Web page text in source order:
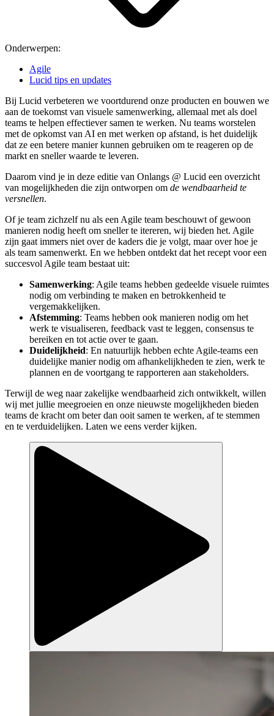
Onderwerpen:
Agile
Lucid tips en updates
Bij Lucid verbeteren we voortdurend onze producten en bouwen we
aan de toekomst van visuele samenwerking, allemaal met als doel
teams te helpen effectiever samen te werken. Nu teams worstelen
met de opkomst van AI en met werken op afstand, is het duidelijk
dat ze een betere manier kunnen gebruiken om te reageren op de
markt en sneller waarde te leveren.
Daarom vind je in deze editie van Onlangs @ Lucid een overzicht
van mogelijkheden die zijn ontworpen om de wendbaarheid te
versnellen.
Of je team zichzelf nu als een Agile team beschouwt of gewoon
manieren nodig heeft om sneller te itereren, wij bieden het. Agile
zijn gaat immers niet over de kaders die je volgt, maar over hoe je
als team samenwerkt. En we hebben ontdekt dat het recept voor een
succesvol Agile team bestaat uit:
Samenwerking: Agile teams hebben gedeelde visuele ruimtes
nodig om verbinding te maken en betrokkenheid te
vergemakkelijken.
Afstemming: Teams hebben ook manieren nodig om het
werk te visualiseren, feedback vast te leggen, consensus te
bereiken en tot actie over te gaan.
Duidelijkheid: En natuurlijk hebben echte Agile-teams een
duidelijke manier nodig om afhankelijkheden te zien, werk te
plannen en de voortgang te rapporteren aan stakeholders.
Terwijl de weg naar zakelijke wendbaarheid zich ontwikkelt, willen
wij met jullie meegroeien en onze nieuwste mogelijkheden bieden
teams de kracht om beter dan ooit samen te werken, af te stemmen
en te verduidelijken. Laten we eens verder kijken.